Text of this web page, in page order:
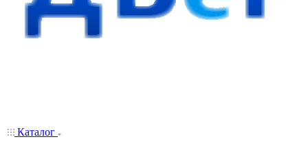
Каталог